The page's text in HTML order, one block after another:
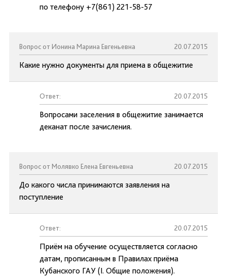
по телефону +7(861) 221-58-57
Вопрос от Ионина Марина Евгеньевна 20.07.2015
Какие нужно документы для приема в общежитие
Ответ: 20.07.2015
Вопросами заселения в общежитие занимается
деканат после зачисления.
Вопрос от Молявко Елена Евгеньевна 20.07.2015
До какого числа принимаются заявления на
поступление
Ответ: 20.07.2015
Приём на обучение осуществляется согласно
датам, прописанным в Правилах приёма
Кубанского ГАУ (I. Общие положения).